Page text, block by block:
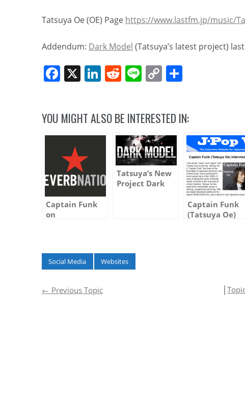
Tatsuya Oe (OE) Page https://www.lastfm.jp/music/
Addendum: Dark Model (Tatsuya’s latest project)
Facebook
X LinkedIn
Reddit
LineCopy
YOU MIGHT ALSO BE INTERESTED IN:
Captain Funk
on
Tatsuya’s New
Project Dark
Captain Funk
(Tatsuya Oe)
Social Media Websites
← Previous Topic │